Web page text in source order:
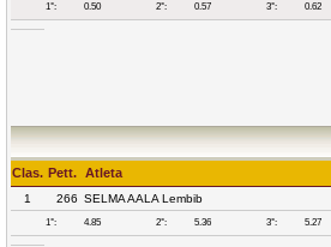
1°: 0.50 2°: 0.57 3°: 0.62
Clas. Pett. Atleta
1 266 SELMA AALA Lembib
1°: 4.85 2°: 5.36 3°: 5.27